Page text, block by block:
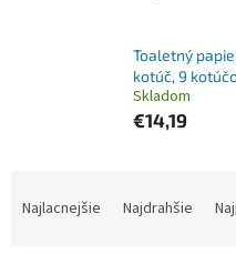
Toaletný
kotúč, 9
Skladom
€14,19
Najlacnejšie Najdrahšie